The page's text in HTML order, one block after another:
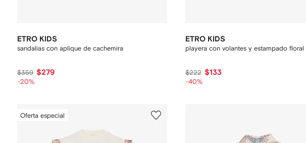
ETRO KIDS
sandalias con aplique de cachemira
$359 $279
-20%
ETRO KIDS
playera con volantes y estampado floral
$222 $133
-40%
Oferta especial